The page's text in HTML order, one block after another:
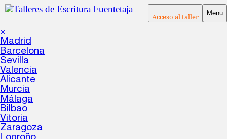
Acceso al taller Menu
×
Madrid
Barcelona
Sevilla
Valencia
Alicante
Murcia
Málaga
Bilbao
Vitoria
Zaragoza